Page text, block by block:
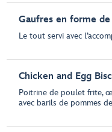
Gaufres en forme
Le tout servi avec
Chicken and Egg
Poitrine de poulet frite,
avec barils de pommes